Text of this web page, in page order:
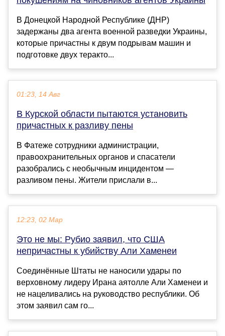
В Донецкой Народной Республике (ДНР)
задержаны два агента военной разведки Украины,
которые причастны к двум подрывам машин и
подготовке двух теракто...
01:23, 14 Авг
В Курской области пытаются установить
причастных к разливу пены
В Фатеже сотрудники администрации,
правоохранительных органов и спасатели
разобрались с необычным инцидентом —
разливом пены. Жители прислали в...
12:23, 02 Мар
Это не мы: Рубио заявил, что США
непричастны к убийству Али Хаменеи
Соединённые Штаты не наносили удары по
верховному лидеру Ирана аятолле Али Хаменеи и
не нацеливались на руководство республики. Об
этом заявил сам го...